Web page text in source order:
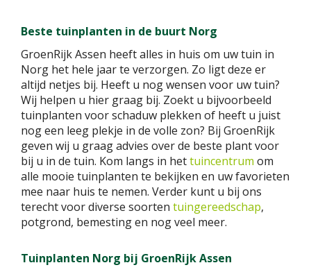
Beste tuinplanten in de buurt Norg
GroenRijk Assen heeft alles in huis om uw tuin in
Norg het hele jaar te verzorgen. Zo ligt deze er
altijd netjes bij. Heeft u nog wensen voor uw tuin?
Wij helpen u hier graag bij. Zoekt u bijvoorbeeld
tuinplanten voor schaduw plekken of heeft u juist
nog een leeg plekje in de volle zon? Bij GroenRijk
geven wij u graag advies over de beste plant voor
bij u in de tuin. Kom langs in hettuincentrum om
alle mooie tuinplanten te bekijken en uw favorieten
mee naar huis te nemen. Verder kunt u bij ons
terecht voor diverse soorten tuingereedschap,
potgrond, bemesting en nog veel meer.
Tuinplanten Norg bij GroenRijk Assen